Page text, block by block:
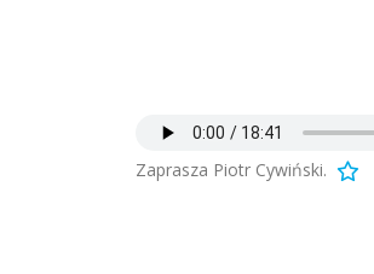
Zaprasza Piotr Cywiński.